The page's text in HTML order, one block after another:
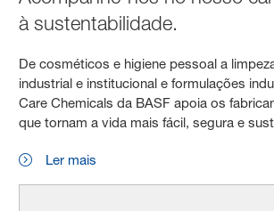
à sustentabilidade.
De cosméticos e higiene pessoal a
industrial e institucional e formulações
Care Chemicals da BASF apoia os
que tornam a vida mais fácil, segura e
Ler mais